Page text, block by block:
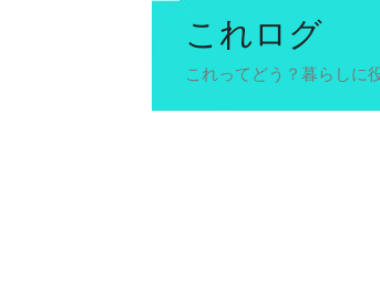
これログ
これってどう？暮らしに